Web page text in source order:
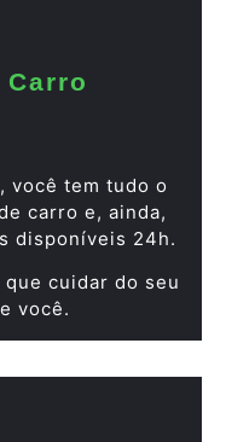
você tem tudo o
carro e, ainda,
disponíveis 24h.
cuidar do seu
você.